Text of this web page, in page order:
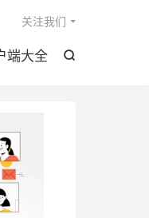

端大全
关注我们